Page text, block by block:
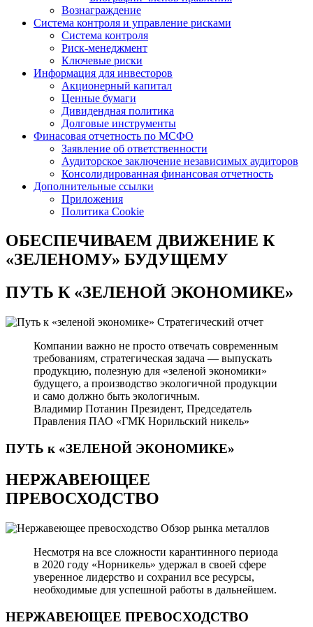
Вознаграждение
Система контроля и управление рисками
Система контроля
Риск-менеджмент
Ключевые риски
Информация для инвесторов
Акционерный капитал
Ценные бумаги
Дивидендная политика
Долговые инструменты
Финасовая отчетность по МСФО
Заявление об ответственности
Аудиторское заключение независимых аудиторов
Консолидированная финансовая отчетность
Дополнительные ссылки
Приложения
Политика Cookie
ОБЕСПЕЧИВАЕМ ДВИЖЕНИЕ К
«ЗЕЛЕНОМУ» БУДУЩЕМУ
ПУТЬ К«ЗЕЛЕНОЙ ЭКОНОМИКЕ»
Стратегический отчет
Компании важно не просто отвечать современным
требованиям, стратегическая задача — выпускать
продукцию, полезную для «зеленой экономики»
будущего, а производство экологичной продукции
и само должно быть экологичным.
Владимир Потанин Президент, Председатель
Правления ПАО «ГМК Норильский никель»
ПУТЬ к «ЗЕЛЕНОЙ ЭКОНОМИКЕ»
НЕРЖАВЕЮЩЕЕ
ПРЕВОСХОДСТВО
Обзор рынка металлов
Несмотря на все сложности карантинного периода
в 2020 году «Норникель» удержал в своей сфере
уверенное лидерство и сохранил все ресурсы,
необходимые для успешной работы в дальнейшем.
НЕРЖАВЕЮЩЕЕ ПРЕВОСХОДСТВО